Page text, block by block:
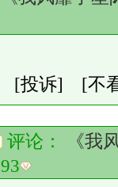
[投诉]
[不
评论：
《我
93